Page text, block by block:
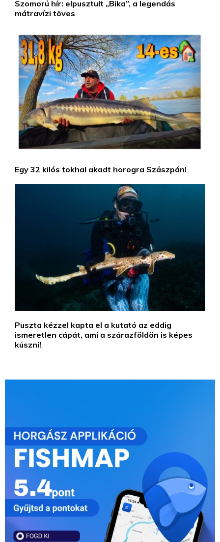
Szomorú hír: elpusztult „Bika”, a legendás
mátravízi töves
Egy 32 kilós tokhal akadt horogra Szászpán!
Puszta kézzel kapta el a kutató az eddig
ismeretlen cápát, ami a szárazföldön is képes
kúszni!